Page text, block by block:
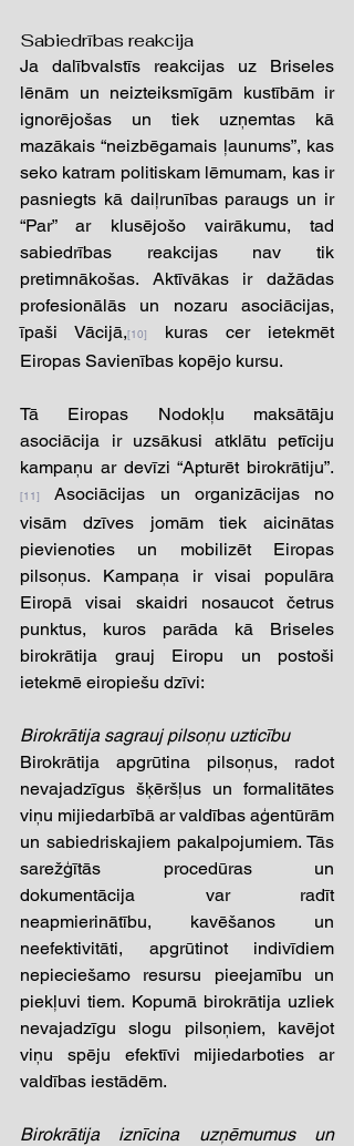
Sabiedrības reakcija
Ja dalībvalstīs reakcijas uz Briseles
lēnām un neizteiksmīgām kustībām ir
ignorējošas un tiek uzņemtas kā
mazākais “neizbēgamais ļaunums”, kas
seko katram politiskam lēmumam, kas ir
pasniegts kā daiļrunības paraugs un ir
“Par” ar klusējošo vairākumu, tad
sabiedrības reakcijas nav tik
pretimnākošas. Aktīvākas ir dažādas
profesionālās un nozaru asociācijas,
īpaši Vācijā,[10]
kuras cer ietekmēt
Eiropas Savienības kopējo kursu.
Tā Eiropas Nodokļu maksātāju
asociācija ir uzsākusi atklātu petīciju
kampaņu ar devīzi “Apturēt birokrātiju”.
[11]
Asociācijas un organizācijas no
visām dzīves jomām tiek aicinātas
pievienoties un mobilizēt Eiropas
pilsoņus. Kampaņa ir visai populāra
Eiropā visai skaidri nosaucot četrus
punktus, kuros parāda kā Briseles
birokrātija grauj Eiropu un postoši
ietekmē eiropiešu dzīvi:
Birokrātija sagrauj pilsoņu uzticību
Birokrātija apgrūtina pilsoņus, radot
nevajadzīgus šķēršļus un formalitātes
viņu mijiedarbībā ar valdības aģentūrām
un sabiedriskajiem pakalpojumiem. Tās
sarežģītās procedūras un
dokumentācija var radīt
neapmierinātību, kavēšanos un
neefektivitāti, apgrūtinot indivīdiem
nepieciešamo resursu pieejamību un
piekļuvi tiem. Kopumā birokrātija uzliek
nevajadzīgu slogu pilsoņiem, kavējot
viņu spēju efektīvi mijiedarboties ar
valdības iestādēm.
Birokrātija iznīcina uzņēmumus un